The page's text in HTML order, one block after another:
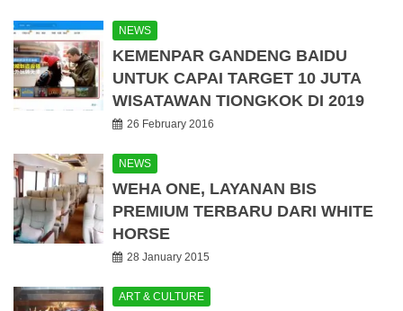
NEWS
KEMENPAR GANDENG BAIDU
UNTUK CAPAI TARGET 10 JUTA
WISATAWAN TIONGKOK DI 2019
26 February 2016
NEWS
WEHA ONE, LAYANAN BIS
PREMIUM TERBARU DARI WHITE
HORSE
28 January 2015
ART & CULTURE